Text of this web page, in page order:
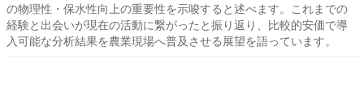
の物理性・保水性向上の重要性を示唆すると述べます。これまでの
経験と出会いが現在の活動に繋がったと振り返り、比較的安価で導
入可能な分析結果を農業現場へ普及させる展望を語っています。